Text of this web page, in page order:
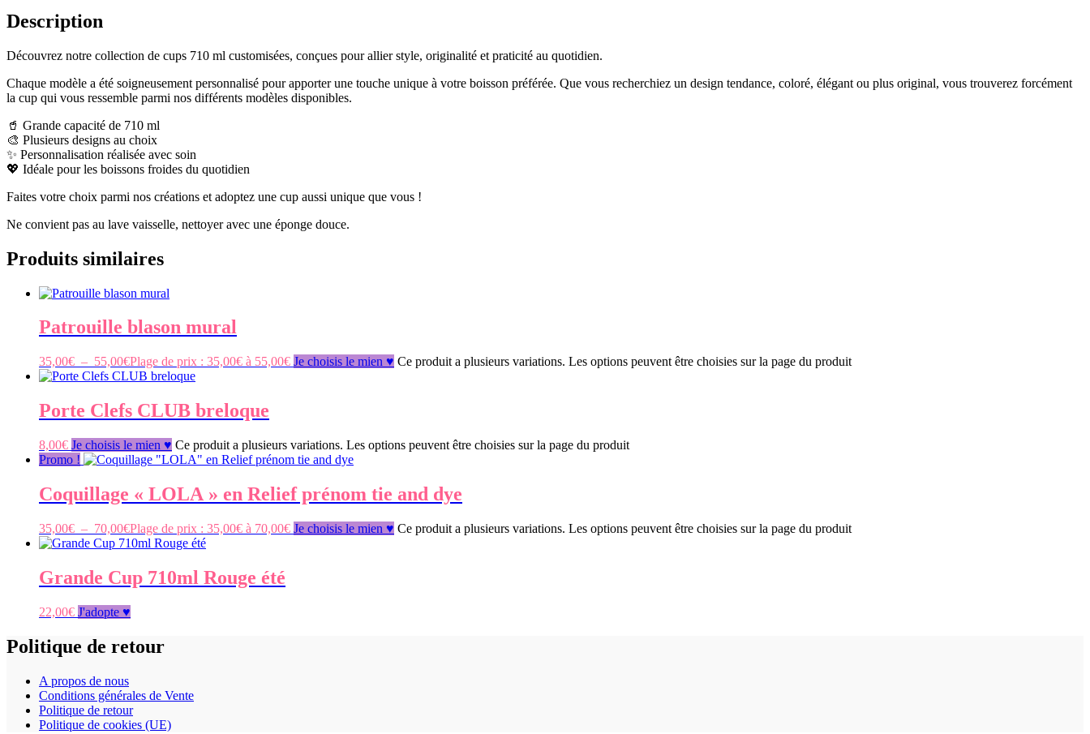
Description
Découvrez notre collection de cups 710 ml customisées, conçues pour allier style, originalité et praticité au quotidien.
Chaque modèle a été soigneusement personnalisé pour apporter une touche unique à votre boisson préférée. Que vous recherchiez un design tendance, coloré, élégant ou plus original, vous trouverez forcément
la cup qui vous ressemble parmi nos différents modèles disponibles.
🥤 Grande capacité de 710 ml
🎨 Plusieurs designs au choix
✨ Personnalisation réalisée avec soin
💖 Idéale pour les boissons froides du quotidien
Faites votre choix parmi nos créations et adoptez une cup aussi unique que vous !
Ne convient pas au lave vaisselle, nettoyer avec une éponge douce.
Produits similaires
Patrouille blason mural
35,00€ – 55,00€Plage de prix : 35,00€ à 55,00€ Je choisis le mien ♥ Ce produit a plusieurs variations. Les options peuvent être choisies sur la page du produit
Porte Clefs CLUB breloque
8,00€ Je choisis le mien ♥ Ce produit a plusieurs variations. Les options peuvent être choisies sur la page du produit
Promo !
Coquillage « LOLA » en Relief prénom tie and dye
35,00€ – 70,00€Plage de prix : 35,00€ à 70,00€ Je choisis le mien ♥ Ce produit a plusieurs variations. Les options peuvent être choisies sur la page du produit
Grande Cup 710ml Rouge été
22,00€ J'adopte ♥
Politique de retour
A propos de nous
Conditions générales de Vente
Politique de retour
Politique de cookies (UE)